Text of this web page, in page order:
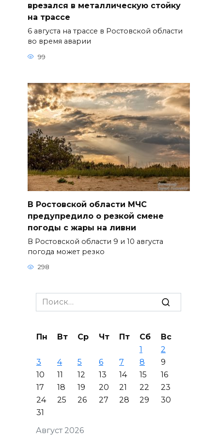
врезался в металлическую стойку
на трассе
6 августа на трассе в Ростовской области
во время аварии
99
В Ростовской области МЧС
предупредило о резкой смене
погоды с жары на ливни
В Ростовской области 9 и 10 августа
погода может резко
298
Search
for:
Август 2026
Пн Вт Ср Чт Пт Сб
Вс
1
2
3
4 5 6 7 8
9
10
11 12 13 14 15
16
17
18 19 20 21 22
23
24
25 26 27 28 29
30
31